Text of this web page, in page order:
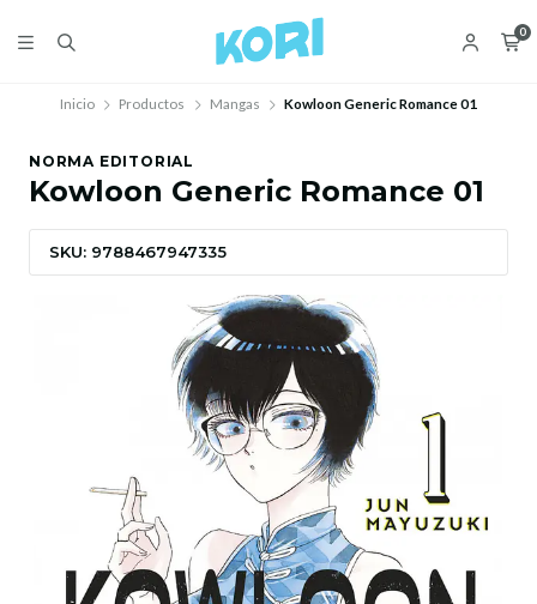
0
Inicio Productos Mangas Kowloon Generic Romance 01
NORMA EDITORIAL
Kowloon Generic Romance 01
SKU: 9788467947335